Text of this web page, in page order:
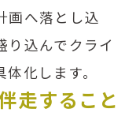
画へ落とし込
り込んでクライ
化します。
走すること